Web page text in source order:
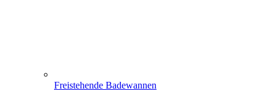
Freistehende Badewannen